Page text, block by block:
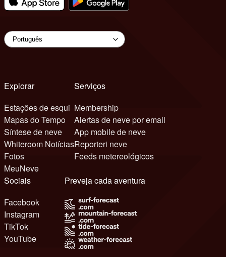
Explorar
Estações de esqui
Mapas do Tempo
Síntese de neve
Whiteroom Notícias
Fotos
MeuNeve
Serviços
Membership
Alertas de neve por email
App mobile de neve
Reporteri neve
Feeds metereológicos
Sociais
Facebook
Instagram
TikTok
YouTube
Preveja cada aventura